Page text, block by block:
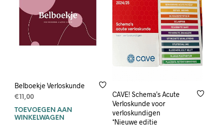
Belboekje Verloskunde
€11,00
TOEVOEGEN AAN
WINKELWAGEN
CAVE! Schema’s Acute
Verloskunde voor
verloskundigen
*Nieuwe editie